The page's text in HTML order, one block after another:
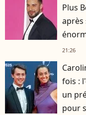
Plus
après
21:26
fois :
un
pour